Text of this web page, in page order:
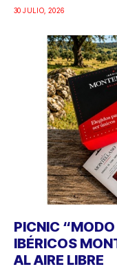
30 JULIO, 2026
PICNIC
IBÉRICOS
AL AIRE LIBRE